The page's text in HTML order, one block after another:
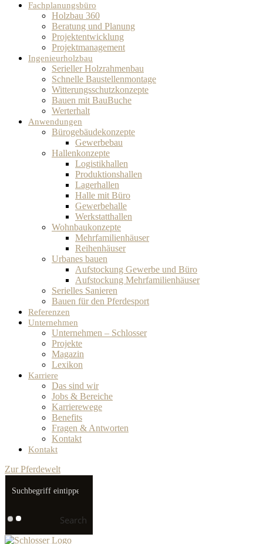
Fachplanungsbüro
Holzbau 360
Beratung und Planung
Projektentwicklung
Projektmanagement
Ingenieurholzbau
Serieller Holzrahmenbau
Schnelle Baustellenmontage
Witterungsschutzkonzepte
Bauen mit BauBuche
Werterhalt
Anwendungen
Bürogebäudekonzepte
Gewerbebau
Hallenkonzepte
Logistikhallen
Produktionshallen
Lagerhallen
Halle mit Büro
Gewerbehalle
Werkstatthallen
Wohnbaukonzepte
Mehrfamilienhäuser
Reihenhäuser
Urbanes bauen
Aufstockung Gewerbe und Büro
Aufstockung Mehrfamilienhäuser
Serielles Sanieren
Bauen für den Pferdesport
Referenzen
Unternehmen
Unternehmen – Schlosser
Projekte
Magazin
Lexikon
Karriere
Das sind wir
Jobs & Bereiche
Karrierewege
Benefits
Fragen & Antworten
Kontakt
Kontakt
Zur Pferdewelt
Search